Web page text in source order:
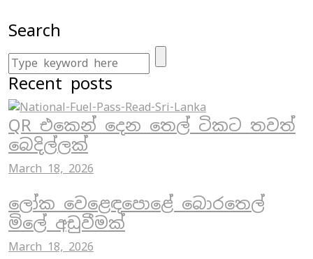
Search
Recent posts
QR එකෙන් දෙන තෙල් ටිකට තවත්
බෙදිල්ලක්
March 18, 2026
ලෝක වෙළෙඳපොළේ බොරතෙල්
මිලේ අඩුවීමක්
March 18, 2026